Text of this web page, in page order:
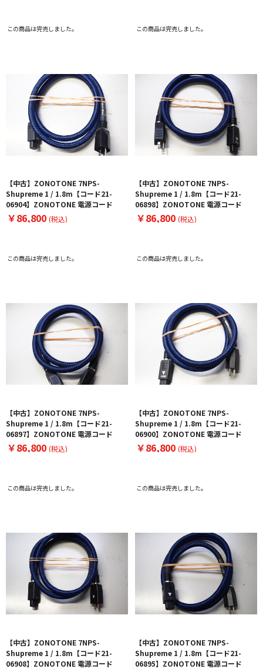
この商品は完売しました。 この商品は完売しました。
【中古】ZONOTONE 7NPS-
Shupreme 1 / 1.8m【コード21-
06904】ZONOTONE 電源コード
￥86,800 (税込)
この商品は完売しました。
【中古】ZONOTONE 7NPS-
Shupreme 1 / 1.8m【コード21-
06898】ZONOTONE 電源コード
￥86,800 (税込)
この商品は完売しました。
【中古】ZONOTONE 7NPS-
Shupreme 1 / 1.8m【コード21-
06897】ZONOTONE 電源コード
￥86,800 (税込)
この商品は完売しました。
【中古】ZONOTONE 7NPS-
Shupreme 1 / 1.8m【コード21-
06900】ZONOTONE 電源コード
￥86,800 (税込)
この商品は完売しました。
【中古】ZONOTONE 7NPS-
Shupreme 1 / 1.8m【コード21-
06908】ZONOTONE 電源コード
【中古】ZONOTONE 7NPS-
Shupreme 1 / 1.8m【コード21-
06895】ZONOTONE 電源コード